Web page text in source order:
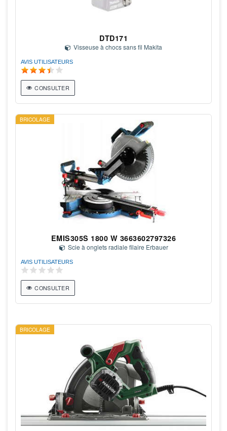
DTD171
Visseuse à chocs sans fil Makita
AVIS UTILISATEURS
CONSULTER
BRICOLAGE
EMIS305S 1800 W 3663602797326
Scie à onglets radiale filaire Erbauer
AVIS UTILISATEURS
CONSULTER
BRICOLAGE